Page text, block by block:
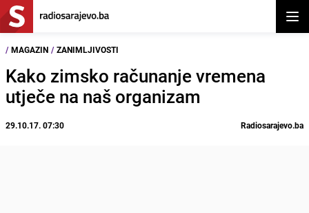
/ MAGAZIN / ZANIMLJIVOSTI
Kako zimsko računanje vremena
utječe na naš organizam
29.10.17. 07:30 Radiosarajevo.ba